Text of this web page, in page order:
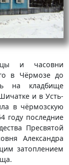
и часовни
в Чёрмозе до
на кладбище
и в Усть-
в чёрмозскую
году последние
Пресвятой
Александра
затоплением